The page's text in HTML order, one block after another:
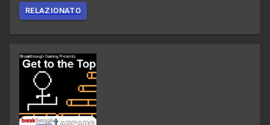
RELAZIONATO